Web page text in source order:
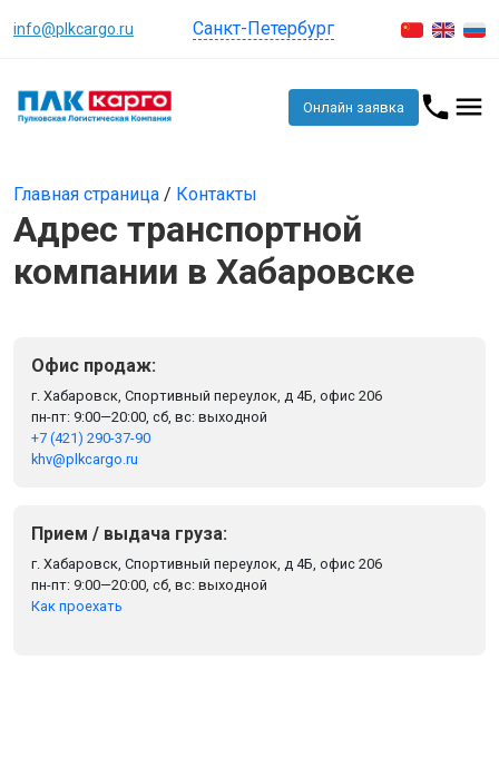
info@plkcargo.ru Санкт-Петербург
Онлайн заявка
Главная страница / Контакты
Адрес транспортной
компании в Хабаровске
Офис продаж:
г. Хабаровск, Спортивный переулок, д 4Б, офис 206
пн-пт: 9:00—20:00, сб, вс: выходной
+7 (421) 290-37-90
khv@plkcargo.ru
Прием / выдача груза:
г. Хабаровск, Спортивный переулок, д 4Б, офис 206
пн-пт: 9:00—20:00, сб, вс: выходной
Как проехать